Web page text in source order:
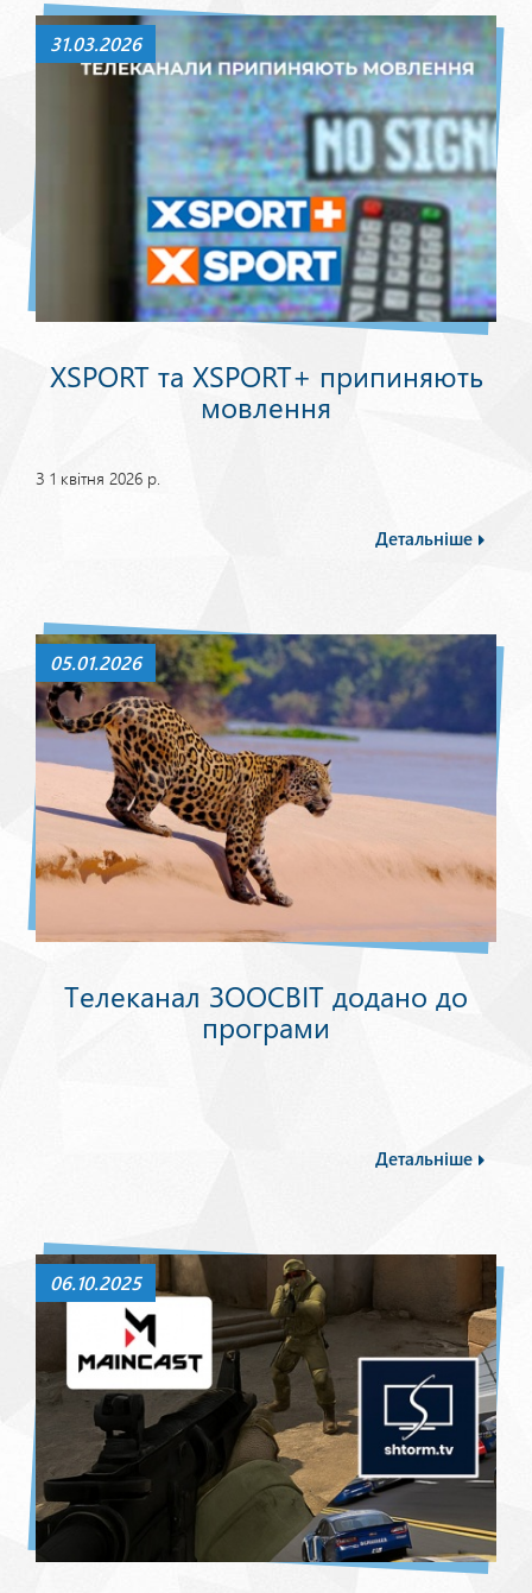
31.03.2026
XSPORT та XSPORT+ припиняють
мовлення
З 1 квітня 2026 р.
Детальніше
05.01.2026
Телеканал ЗООСВІТ додано до
програми
Детальніше
06.10.2025